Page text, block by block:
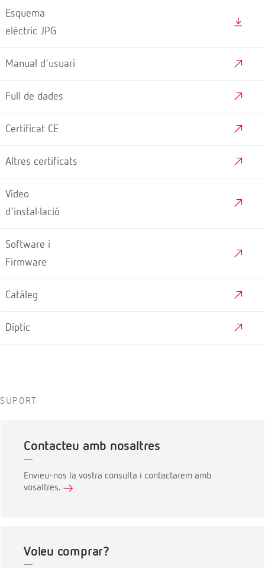
Esquema
elèctric JPG
Manual d'usuari
Full de dades
Certificat CE
Altres certificats
Vídeo
d'instal·lació
Software i
Firmware
Catàleg
Díptic
SUPORT
Contacteu amb nosaltres
Envieu-nos la vostra consulta i contactarem amb
vosaltres.
Voleu comprar?